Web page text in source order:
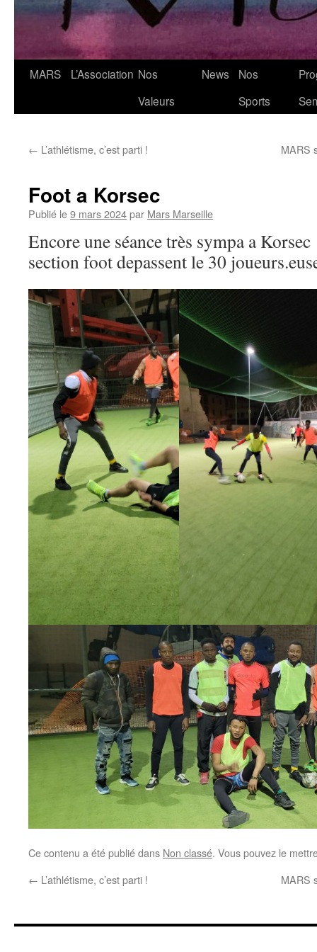
MARS L’Association Nos
Valeurs
News
Nos
Sports
← L’athlétisme, c’est parti ! MARS
Foot a Korsec
Publié le9 mars 2024par Mars Marseille
Encore une séance très sympa a
section foot depassent le 30
Ce contenu a été publié dans Non classé. Vous pouvez le
← L’athlétisme, c’est parti ! MARS